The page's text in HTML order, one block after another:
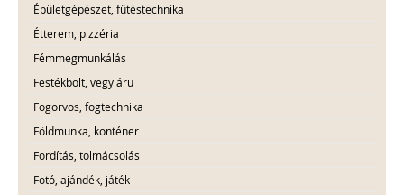
Épületgépészet, fűtéstechnika
Étterem, pizzéria
Fémmegmunkálás
Festékbolt, vegyiáru
Fogorvos, fogtechnika
Földmunka, konténer
Fordítás, tolmácsolás
Fotó, ajándék, játék